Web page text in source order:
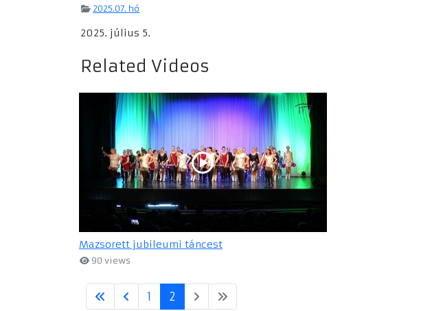
2025.07. hó
2025. július 5.
Related Videos
Mazsorett jubileumi táncest
90 views
1 2